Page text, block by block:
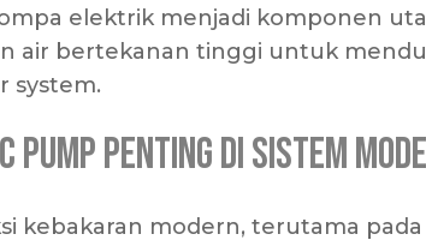
elektrik menjadi komponen
air bertekanan tinggi untuk
system.
Penting di Sistem
kebakaran modern, terutama pada